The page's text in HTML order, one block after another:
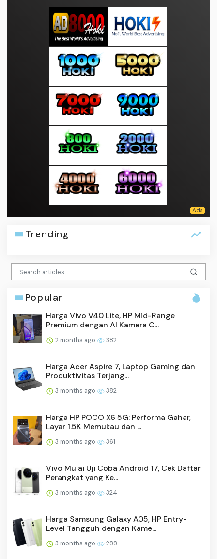
Trending
Popular
Harga Vivo V40 Lite, HP Mid-Range
Premium dengan AI Kamera C...
2 months ago 382
Harga Acer Aspire 7, Laptop Gaming dan
Produktivitas Terjang...
3 months ago 382
Harga HP POCO X6 5G: Performa Gahar,
Layar 1.5K Memukau dan ...
3 months ago 361
Vivo Mulai Uji Coba Android 17, Cek Daftar
Perangkat yang Ke...
3 months ago 324
Harga Samsung Galaxy A05, HP Entry-
Level Tangguh dengan Kame...
3 months ago 288